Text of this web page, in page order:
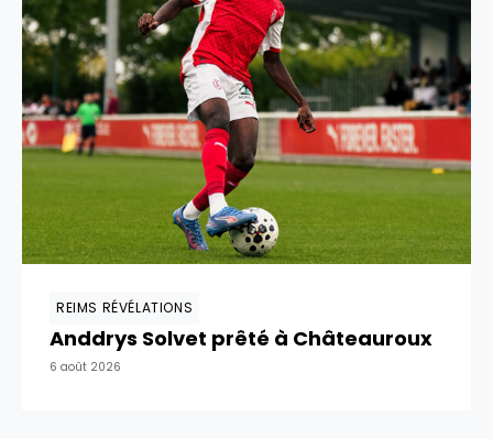
REIMS RÉVÉLATIONS
Anddrys Solvet prêté à Châteauroux
6 août 2026